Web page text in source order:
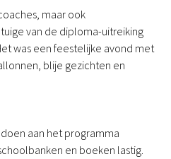
maar ook
van de diploma-uitreiking
was een feestelijke avond met
blije gezichten en
aan het programma
en boeken lastig.